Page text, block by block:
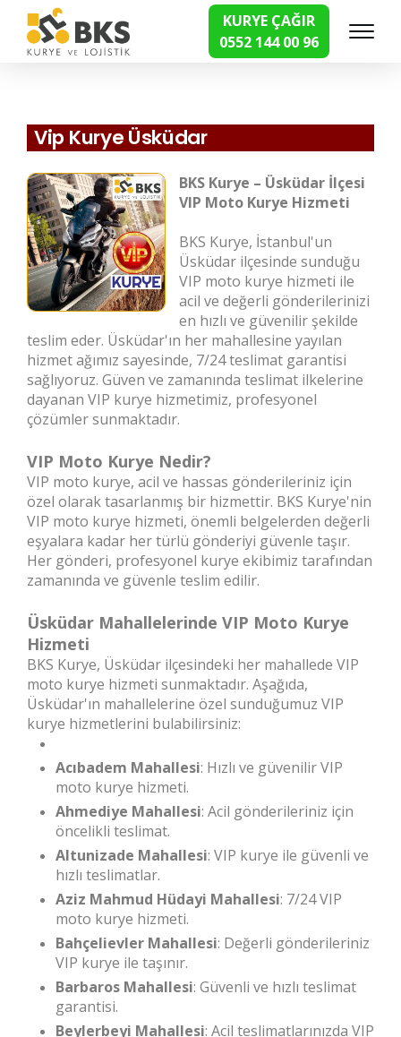
KURYE ÇAĞIR
0552 144 00 96
Hızlı Kurye Hizmetleri
Vip Kurye Üsküdar
BKS Kurye – Üsküdar İlçesi
VIP Moto Kurye Hizmeti
BKS Kurye, İstanbul'un
Üsküdar ilçesinde sunduğu
VIP moto kurye hizmeti ile
acil ve değerli gönderilerinizi
en hızlı ve güvenilir şekilde
teslim eder. Üsküdar'ın her mahallesine yayılan
hizmet ağımız sayesinde, 7/24 teslimat garantisi
sağlıyoruz. Güven ve zamanında teslimat ilkelerine
dayanan VIP kurye hizmetimiz, profesyonel
çözümler sunmaktadır.
VIP Moto Kurye Nedir?
VIP moto kurye, acil ve hassas gönderileriniz için
özel olarak tasarlanmış bir hizmettir. BKS Kurye'nin
VIP moto kurye hizmeti, önemli belgelerden değerli
eşyalara kadar her türlü gönderiyi güvenle taşır.
Her gönderi, profesyonel kurye ekibimiz tarafından
zamanında ve güvenle teslim edilir.
Üsküdar Mahallelerinde VIP Moto Kurye
Hizmeti
BKS Kurye, Üsküdar ilçesindeki her mahallede VIP
moto kurye hizmeti sunmaktadır. Aşağıda,
Üsküdar'ın mahallelerine özel sunduğumuz VIP
kurye hizmetlerini bulabilirsiniz:
Acıbadem Mahallesi: Hızlı ve güvenilir VIP
moto kurye hizmeti.
Ahmediye Mahallesi: Acil gönderileriniz için
öncelikli teslimat.
Altunizade Mahallesi: VIP kurye ile güvenli ve
hızlı teslimatlar.
Aziz Mahmud Hüdayi Mahallesi: 7/24 VIP
moto kurye hizmeti.
Bahçelievler Mahallesi: Değerli gönderileriniz
VIP kurye ile taşınır.
Barbaros Mahallesi: Güvenli ve hızlı teslimat
garantisi.
Beylerbeyi Mahallesi: Acil teslimatlarınızda VIP